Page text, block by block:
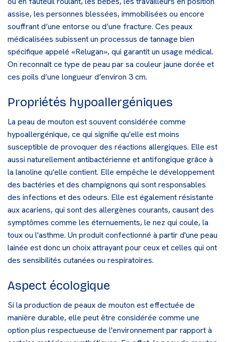
assise, les personnes blessées, immobilisées ou encore
souffrant d’une entorse ou d’une fracture. Ces peaux
médicalisées subissent un processus de tannage bien
spécifique appelé «Relugan», qui garantit un usage médical.
On reconnaît ce type de peau par sa couleur jaune dorée et
ces poils d’une longueur d’environ 3 cm.
Propriétés hypoallergéniques
La peau de mouton est souvent considérée comme
hypoallergénique, ce qui signifie qu'elle est moins
susceptible de provoquer des réactions allergiques. Elle est
aussi naturellement antibactérienne et antifongique grâce à
la lanoline qu'elle contient. Elle empêche le développement
des bactéries et des champignons qui sont responsables
des infections et des odeurs. Elle est également résistante
aux acariens, qui sont des allergènes courants, causant des
symptômes comme les éternuements, le nez qui coule, la
toux ou l'asthme. Un produit confectionné à partir d'une peau
lainée est donc un choix attrayant pour ceux et celles qui ont
des sensibilités cutanées ou respiratoires.
Aspect écologique
Si la production de peaux de mouton est effectuée de
manière durable, elle peut être considérée comme une
option plus respectueuse de l'environnement par rapport à